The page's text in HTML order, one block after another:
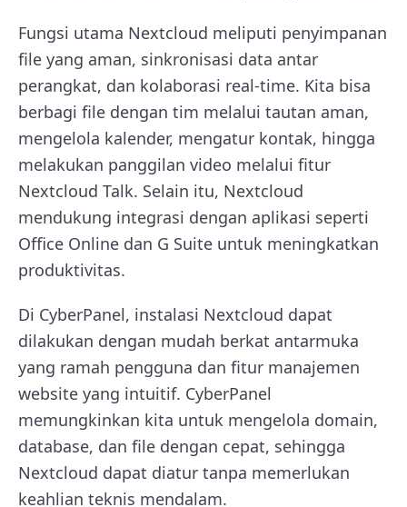
Fungsi utama Nextcloud meliputi penyimpanan
file yang aman, sinkronisasi data antar
perangkat, dan kolaborasi real-time. Kita bisa
berbagi file dengan tim melalui tautan aman,
mengelola kalender, mengatur kontak, hingga
melakukan panggilan video melalui fitur
Nextcloud Talk. Selain itu, Nextcloud
mendukung integrasi dengan aplikasi seperti
Office Online dan G Suite untuk meningkatkan
produktivitas.
Di CyberPanel, instalasi Nextcloud dapat
dilakukan dengan mudah berkat antarmuka
yang ramah pengguna dan fitur manajemen
website yang intuitif. CyberPanel
memungkinkan kita untuk mengelola domain,
database, dan file dengan cepat, sehingga
Nextcloud dapat diatur tanpa memerlukan
keahlian teknis mendalam.